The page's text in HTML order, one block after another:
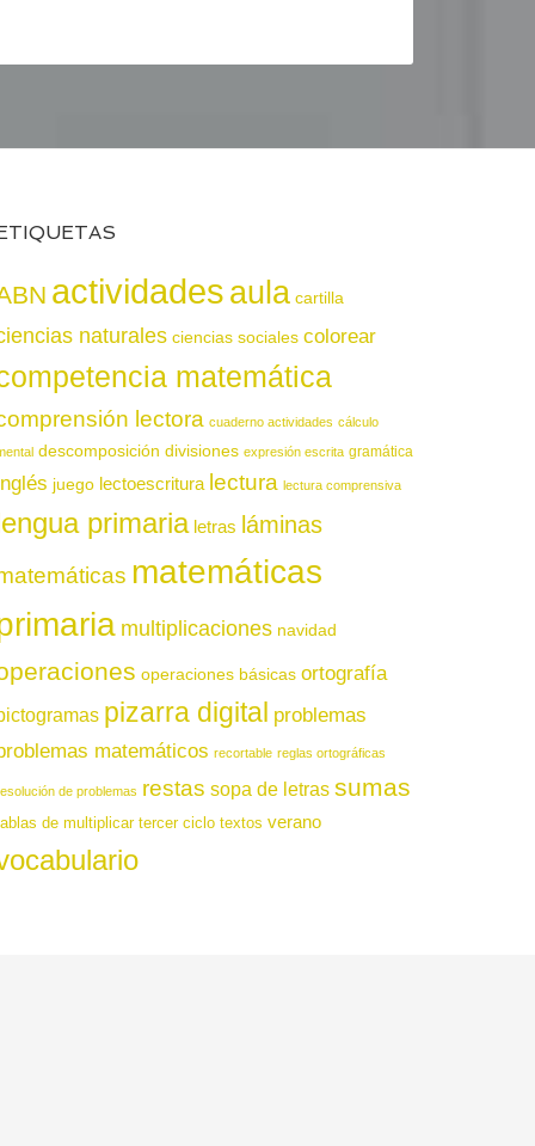
actividadesaula cartilla
naturales ciencias sociales colorear
matemática
lectora cuaderno actividades cálculo
descomposición divisiones expresión escrita gramática
juego lectoescritura lectura lectura comprensiva
primaria letras láminas
matemáticas
multiplicaciones navidad
operaciones básicas ortografía
pizarra digital problemas
matemáticos recortable reglas ortográficas
de problemas restas sopa de letras sumas
de multiplicar tercer ciclo textos verano